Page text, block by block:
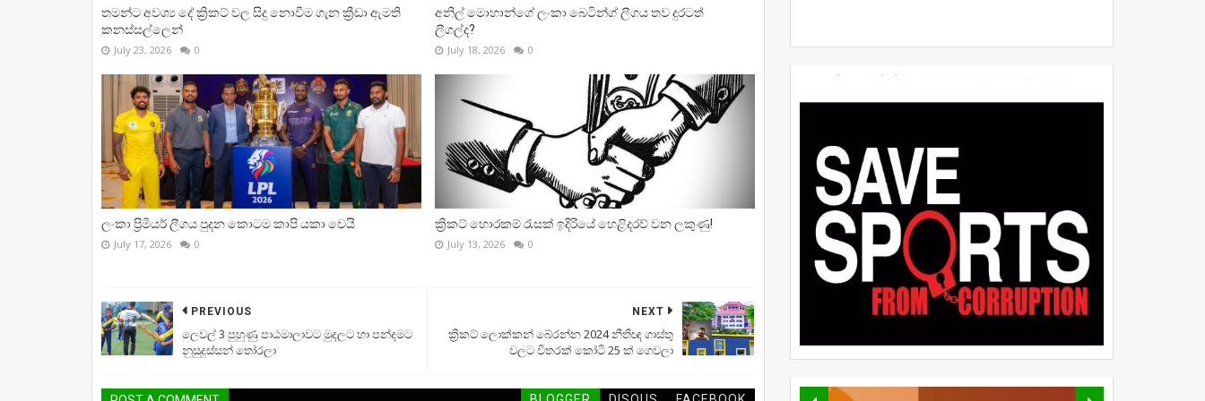
තමන්ට අවශ්‍ය දේ ක්‍රිකට් වල සිදු නොවීම ගැන ක්‍රීඩා ඇමති
කනස්සල්ලෙන්
July 23, 2026 0
අනිල් මොහාන්ගේ ලංකා බෙටින්ග් ලීගය තව දුරටත්
ලීගල්ද?
July 18, 2026 0
ලංකා ප්‍රිමියර් ලීගය පුදන කොටම කාපි යකා වෙයි
July 17, 2026 0
ක්‍රිකට් හොරකම් රැසක් ඉදිරියේ හෙළිදරව් වන ලකුණු!
July 13, 2026 0
NEXT
ක්‍රිකට් ලොක්කන් බේරන්න 2024 නීතිඥ ගාස්තු
වලට විතරක් කෝටි 25 ක් ගෙවලා
PREVIOUS
ලෙවල් 3 පුහුණු පාඨමාලාවට මුදලට හා පන්දමට
නුසුදුස්සන් තෝරලා